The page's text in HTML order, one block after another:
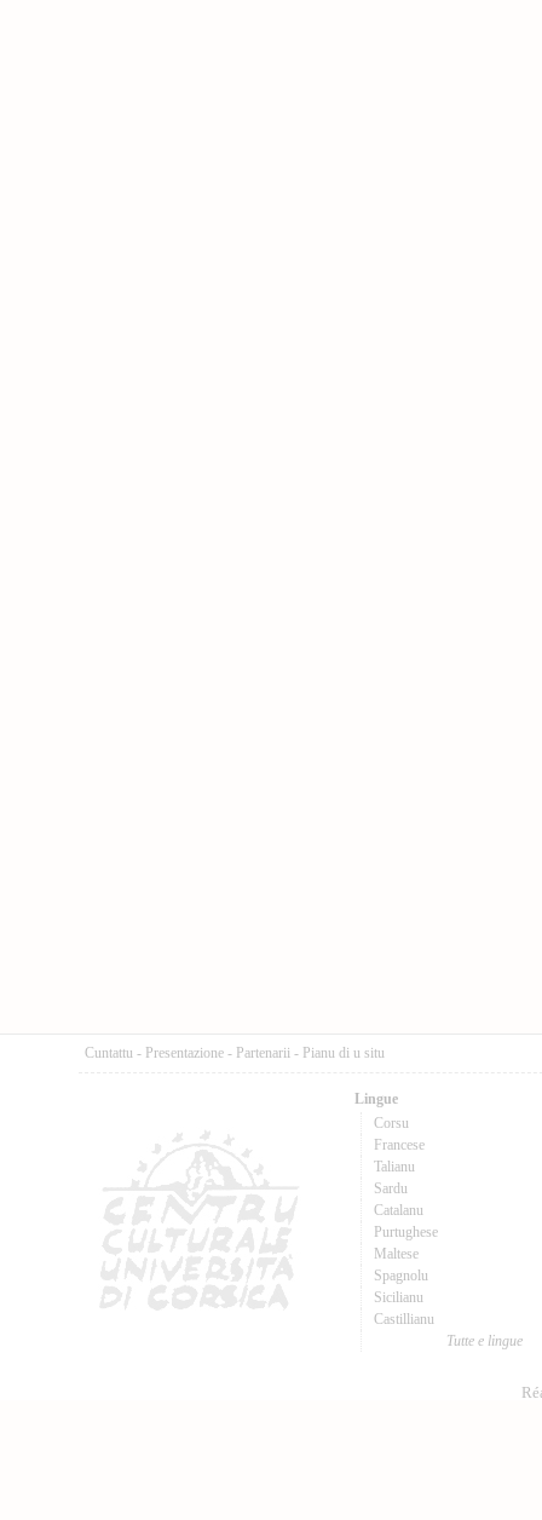
Cuntattu - Presentazione - Partenarii - Pianu di u situ
Lingue
Corsu
Francese
Talianu
Sardu
Catalanu
Purtughese
Maltese
Spagnolu
Sicilianu
Castillianu
Tutte e lingue